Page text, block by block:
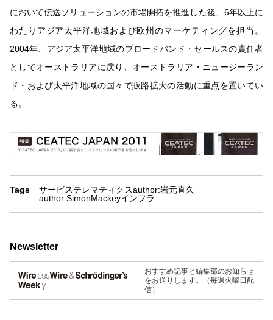
において伝送ソリューションの市場開拓を推進した後、6年以上に
わたりアジア太平洋地域および欧州のマーケティングを担当。
2004年、アジア太平洋地域のブロードバンド・セールスの責任者
としてオーストラリアに戻り、オーストラリア・ニュージーラン
ド・および太平洋地域の国々で販路拡大の活動に重点を置いてい
る。
Tags サービステレマティクスauthor:岩元直久
author:SimonMackeyインフラ
Newsletter
おすすめ記事と編集部のお知らせ
をお送りします。（毎週火曜日配
信）